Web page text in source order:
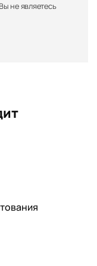
не являетесь